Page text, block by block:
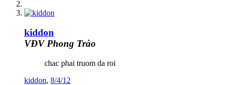
kiddon
VĐV Phong Trào
chac phai truom da roi
kiddon, 8/4/12